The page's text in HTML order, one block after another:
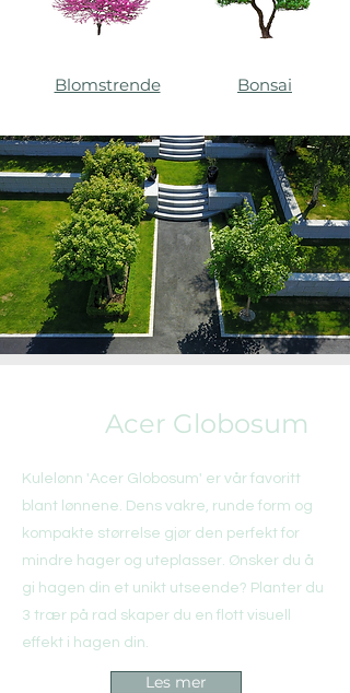
Blomstrende Bonsai
Acer Globosum
Kulelønn 'Acer Globosum' er vår favoritt
blant lønnene. Dens vakre, runde form og
kompakte størrelse gjør den perfekt for
mindre hager og uteplasser. Ønsker du å
gi hagen din et unikt utseende? Planter du
3 trær på rad skaper du en flott visuell
effekt i hagen din.
Les mer